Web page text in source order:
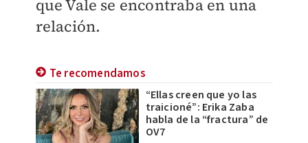
que Vale se encontraba en una
relación.
Te recomendamos
“Ellas creen que yo las
traicioné”: Erika Zaba
habla de la “fractura” de
OV7